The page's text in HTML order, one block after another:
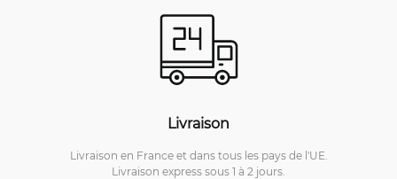
Livraison
Livraison en France et dans tous les pays de l'UE.
Livraison express sous 1 à 2 jours.